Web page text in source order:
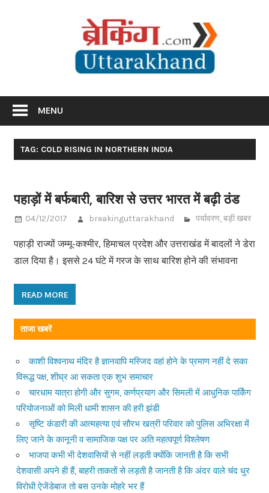
MENU
TAG: COLD RISING IN NORTHERN INDIA
पहाड़ों में बर्फबारी, बारिश से उत्तर भारत में बढ़ी ठंड
04/12/2017 breakinguttarakhand पर्यावरण,बड़ी खबर
पहाड़ी राज्यों जम्मू-कश्मीर, हिमाचल प्रदेश और उत्तराखंड में बादलों ने डेरा
डाल दिया है। इससे 24 घंटे में गरज के साथ बारिश होने की संभावना
READ MORE
ताजा खबरें
काशी विश्वनाथ मंदिर है ज्ञानवापि मस्जिद वहां होने के प्रमाण नहीं दे सका
विरूद्ध पक्ष, शीघ्र आ सकता एक शुभ समाचार
चारधाम यात्रा होगी और सुगम, कर्णप्रयाग और सिमली में आधुनिक पार्किंग
परियोजनाओं को मिली धामी शासन की हरी झंडी
सृष्टि कंडारी की आत्महत्या एवं सौरभ खत्री परिवार को पुलिस अभिरक्षा में
लिए जाने के कानूनी व सामाजिक पक्ष पर अति महत्वपूर्ण विश्लेषण
भाजपा कभी भी देशवासियों से नहीं लड़ती क्योंकि जानती है कि सभी
देशवासी अपने ही हैं, बाहरी ताकतों से लड़ती है जानती है कि अंदर वाले चंद धुर
विरोधी ऐजेंडेबाज तो बस उनके मोहरे भर हैं